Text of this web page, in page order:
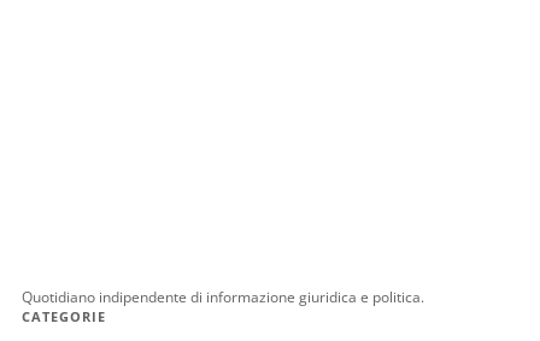
Quotidiano indipendente di informazione giuridica e politica.
CATEGORIE